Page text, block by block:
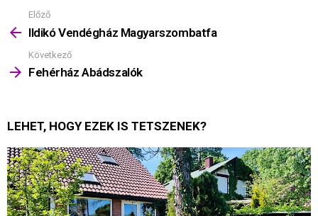
Mutass
többet
Előző
Ildikó Vendégház Magyarszombatfa
Következő
Fehérház Abádszalók
LEHET, HOGY EZEK IS TETSZENEK?